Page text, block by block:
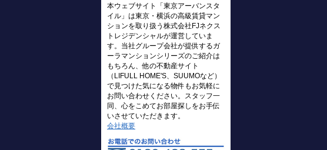
本ウェブサイト「東京アーバンスタ
イル」は東京・横浜の高級賃貸マン
ションを取り扱う株式会社FJネクス
トレジデンシャルが運営していま
す。当社グループ会社が提供するガ
ーラマンションシリーズのご紹介は
もちろん、他の不動産サイト
（LIFULL HOME'S、SUUMOなど）
で見つけた気になる物件もお気軽に
お問い合わせください。スタッフ一
同、心をこめてお部屋探しをお手伝
いさせていただきます。
会社概要